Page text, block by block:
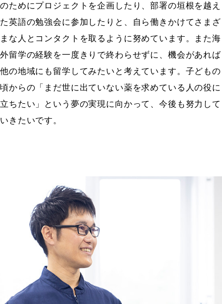
のためにプロジェクトを企画したり、部署の垣根を越え
た英語の勉強会に参加したりと、自ら働きかけてさまざ
まな人とコンタクトを取るように努めています。また海
外留学の経験を一度きりで終わらせずに、機会があれば
他の地域にも留学してみたいと考えています。子どもの
頃からの「まだ世に出ていない薬を求めている人の役に
立ちたい」という夢の実現に向かって、今後も努力して
いきたいです。